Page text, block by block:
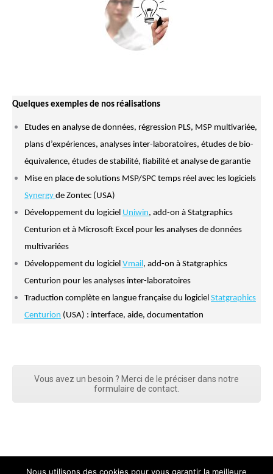
Quelques exemples de nos réalisations
Etudes en analyse de données, régression PLS, MSP multivariée,
plans d’expériences, analyses inter-laboratoires, études de bio-
équivalence, études de stabilité, fiabilité et analyse de garantie
Mise en place de solutions MSP/SPC temps réel avec les logiciels
Synergy de Zontec (USA)
Développement du logiciel Uniwin, add-on à Statgraphics
Centurion et à Microsoft Excel pour les analyses de données
multivariées
Développement du logiciel Vmail, add-on à Statgraphics
Centurion pour les analyses inter-laboratoires
Traduction complète en langue française du logiciel Statgraphics
Centurion (USA) : interface, aide, documentation
Vous avez un besoin ? Merci de le préciser dans notre
formulaire de contact.
Nous utilisons des cookies pour vous garantir la meilleure